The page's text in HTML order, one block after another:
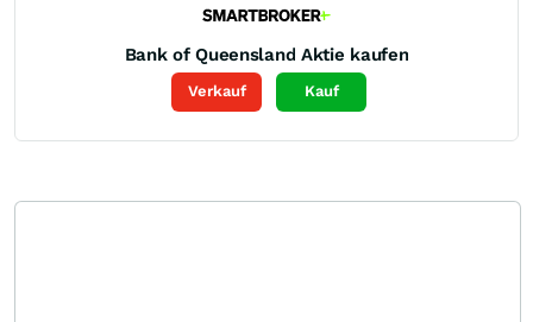
Bank of Queensland Aktie kaufen
Verkauf Kauf